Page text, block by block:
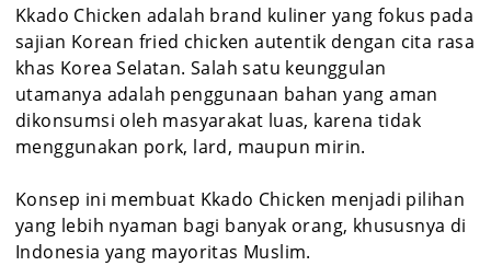
Kkado Chicken adalah brand kuliner yang fokus pada
sajian Korean fried chicken autentik dengan cita rasa
khas Korea Selatan. Salah satu keunggulan
utamanya adalah penggunaan bahan yang aman
dikonsumsi oleh masyarakat luas, karena tidak
menggunakan pork, lard, maupun mirin.
Konsep ini membuat Kkado Chicken menjadi pilihan
yang lebih nyaman bagi banyak orang, khususnya di
Indonesia yang mayoritas Muslim.